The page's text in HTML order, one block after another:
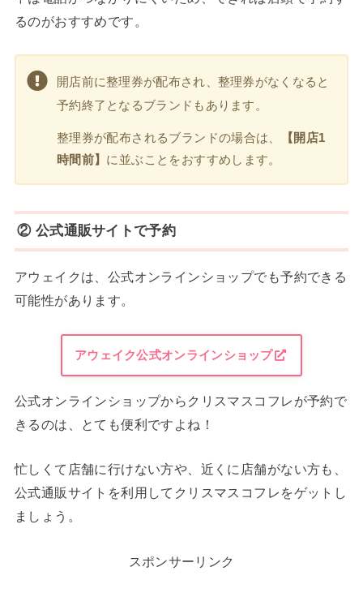
るのがおすすめです。
開店前に整理券が配布され、整理券がなくなると
予約終了となるブランドもあります。
整理券が配布されるブランドの場合は、
【開店1
時間前】 に並ぶことをおすすめします。
② 公式通販サイトで予約
アウェイクは、公式オンラインショップでも予約できる
可能性があります。
アウェイク公式オンラインショップ
公式オンラインショップからクリスマスコフレが予約で
きるのは、とても便利ですよね！
忙しくて店舗に行けない方や、近くに店舗がない方も、
公式通販サイトを利用してクリスマスコフレをゲットし
ましょう。
スポンサーリンク